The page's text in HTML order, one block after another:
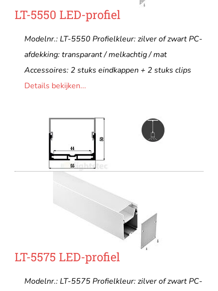
LT-5550 LED-profiel
Modelnr.: LT-5550 Profielkleur: zilver of zwart PC-
afdekking: transparant / melkachtig / mat
Accessoires: 2 stuks eindkappen + 2 stuks clips
Details bekijken...
LT-5575 LED-profiel
Modelnr.: LT-5575 Profielkleur: zilver of zwart PC-